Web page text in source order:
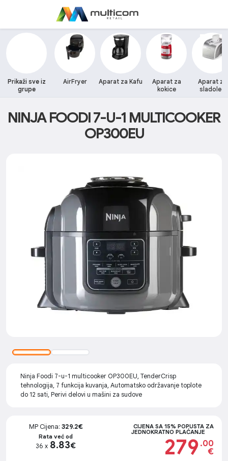
Prikaži sve iz
grupe
AirFryer Aparat za Kafu
Aparat za
kokice
Aparat za
sladoled
NINJA FOODI 7-U-1 MULTICOOKER
OP300EU
Ninja Foodi 7-u-1 multicooker OP300EU, TenderCrisp
tehnologija, 7 funkcija kuvanja, Automatsko održavanje toplote
do 12 sati, Perivi delovi u mašini za sudove
MP Cijena: 329.2€
Rata već od
36 x 8.83€
CIJENA SA 15% POPUSTA ZA
JEDNOKRATNO PLAĆANJE
279 .00
€